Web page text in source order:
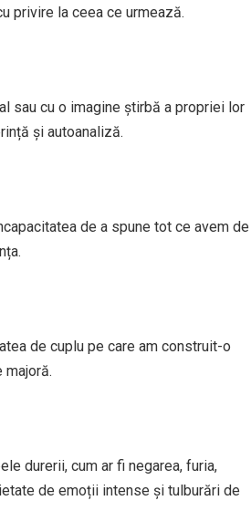
privire la ceea ce urmează.
sau cu o imagine știrbă a propriei lor
și autoanaliză.
de a spune tot ce avem de
de cuplu pe care am construit-o
durerii, cum ar fi negarea, furia,
de emoții intense și tulburări de